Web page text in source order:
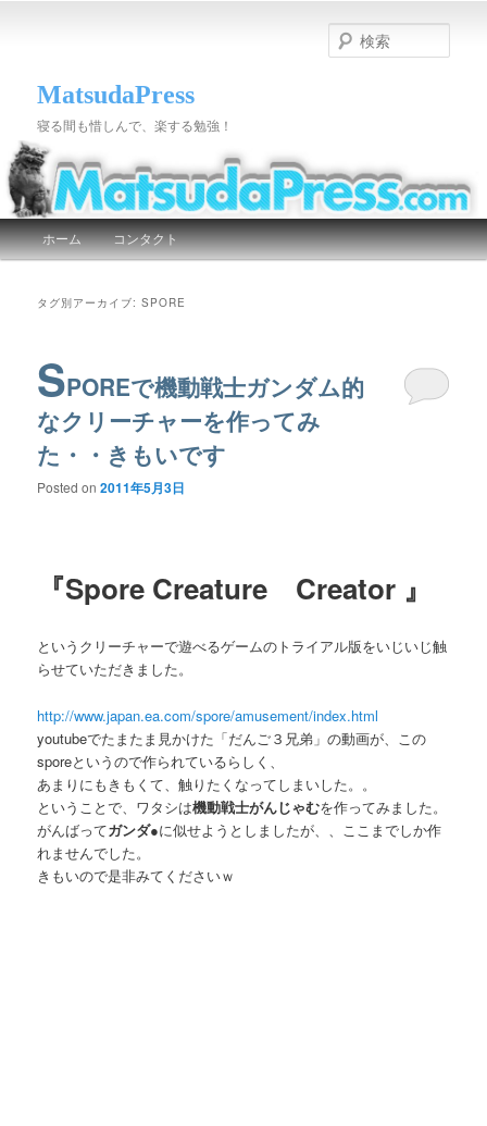
MatsudaPress
寝る間も惜しんで、楽する勉強！
索
メインメニュー
メインコンテンツへ移動
サブコンテンツへ移動
ホーム コンタクト
タグ別アーカイブ:SPORE
SPOREで機動戦士ガンダム的
なクリーチャーを作ってみ
た・・きもいです
Posted on2011年5月3日
『Spore Creature Creator 』
というクリーチャーで遊べるゲームのトライアル版をいじいじ触
らせていただきました。
http://www.japan.ea.com/spore/amusement/index.html
youtubeでたまたま見かけた「だんご３兄弟」の動画が、この
sporeというので作られているらしく、
あまりにもきもくて、触りたくなってしまいした。。
ということで、ワタシは機動戦士がんじゃむを作ってみました。
がんばってガンダ●に似せようとしましたが、、ここまでしか作
れませんでした。
きもいので是非みてくださいｗ